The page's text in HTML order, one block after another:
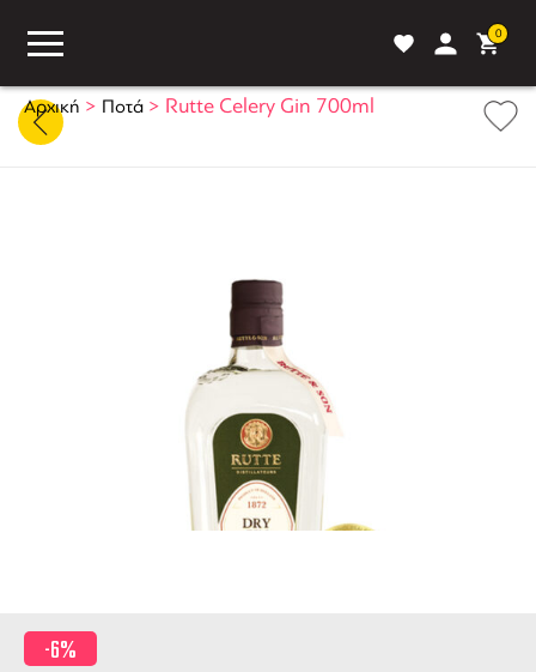
0
Αρχική > Ποτά > Rutte Celery Gin 700ml
-6%